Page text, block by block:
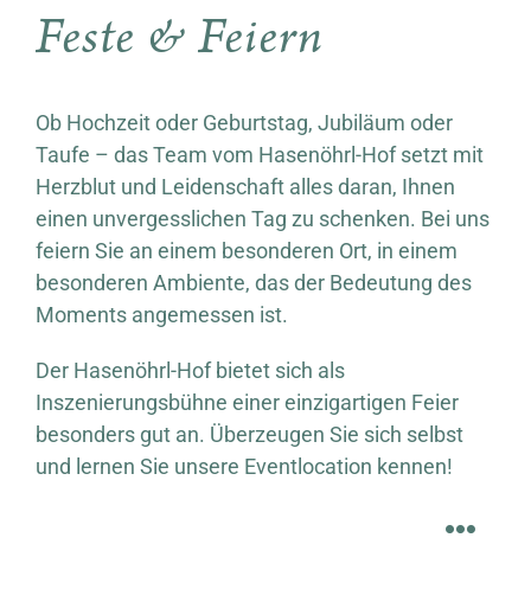
Feste & Feiern
Ob Hochzeit oder Geburtstag, Jubiläum oder
Taufe – das Team vom Hasenöhrl-Hof setzt mit
Herzblut und Leidenschaft alles daran, Ihnen
einen unvergesslichen Tag zu schenken. Bei uns
feiern Sie an einem besonderen Ort, in einem
besonderen Ambiente, das der Bedeutung des
Moments angemessen ist.
Der Hasenöhrl-Hof bietet sich als
Inszenierungsbühne einer einzigartigen Feier
besonders gut an. Überzeugen Sie sich selbst
und lernen Sie unsere Eventlocation kennen!